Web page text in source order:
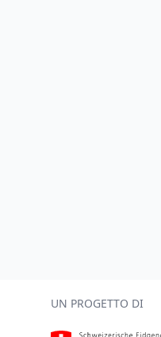
UN PROGETTO DI